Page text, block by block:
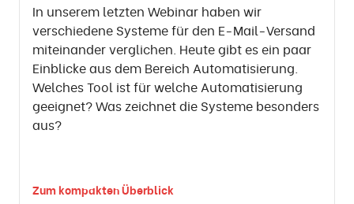
In unserem letzten Webinar haben wir
verschiedene Systeme für den E-Mail-Versand
miteinander verglichen. Heute gibt es ein paar
Einblicke aus dem Bereich Automatisierung.
Welches Tool ist für welche Automatisierung
geeignet? Was zeichnet die Systeme besonders
aus?
Zum kompakten Überblick